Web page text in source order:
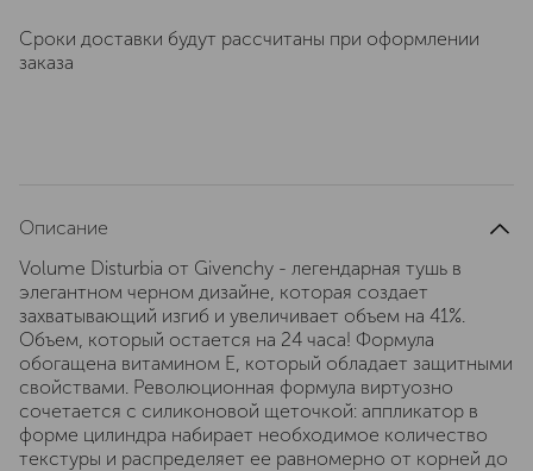
Сроки доставки будут рассчитаны при оформлении
заказа
Описание
Volume Disturbia от Givenchy - легендарная тушь в
элегантном черном дизайне, которая создает
захватывающий изгиб и увеличивает объем на 41%.
Объем, который остается на 24 часа! Формула
обогащена витамином Е, который обладает защитными
свойствами. Революционная формула виртуозно
сочетается с силиконовой щеточкой: аппликатор в
форме цилиндра набирает необходимое количество
текстуры и распределяет ее равномерно от корней до